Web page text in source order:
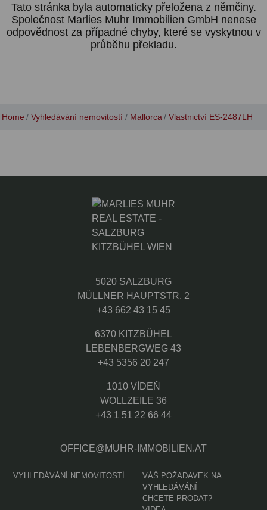
Tato stránka byla automaticky přeložena z němčiny.
Společnost Marlies Muhr Immobilien GmbH nenese
odpovědnost za případné chyby, které se vyskytnou v
průběhu překladu.
Home Vyhledávání nemovitostí Mallorca Vlastnictví ES-2487LH
5020 SALZBURG
MÜLLNER HAUPTSTR. 2
+43 662 43 15 45
6370 KITZBÜHEL
LEBENBERGWEG 43
+43 5356 20 247
1010 VÍDEŇ
WOLLZEILE 36
+43 1 51 22 66 44
OFFICE@MUHR-IMMOBILIEN.AT
VYHLEDÁVÁNÍ NEMOVITOSTÍ
VÁŠ POŽADAVEK NA
VYHLEDÁVÁNÍ
CHCETE PRODAT?